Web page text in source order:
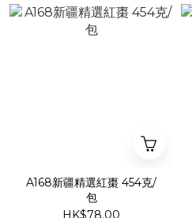
A168新疆精選紅棗 454克/
包
HK$78.00